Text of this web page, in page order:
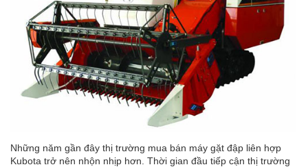
Những năm gần đây thị trường mua bán máy gặt đập liên hợp
Kubota trở nên nhộn nhịp hơn. Thời gian đầu tiếp cận thị trường